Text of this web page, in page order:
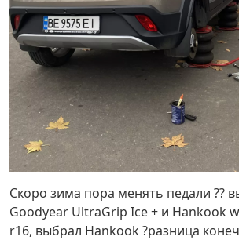
Скоро зима пора менять педали ??
Goodyear UltraGrip Ice + и Hankook
r16, выбрал Hankook ?разница